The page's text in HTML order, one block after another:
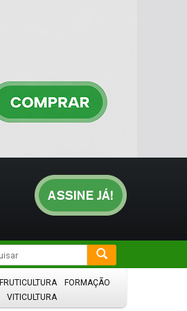
FRUTICULTURA
FORMAÇÃO
VITICULTURA